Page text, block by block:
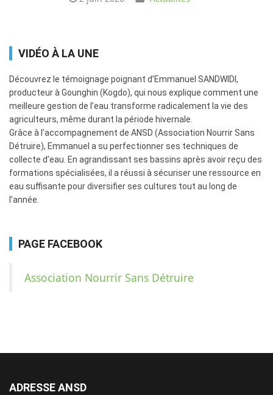
VIDÉO À LA UNE
Découvrez le témoignage poignant d’Emmanuel SANDWIDI,
producteur à Gounghin (Kogdo), qui nous explique comment une
meilleure gestion de l’eau transforme radicalement la vie des
agriculteurs, même durant la période hivernale.
​Grâce à l’accompagnement de ANSD (Association Nourrir Sans
Détruire), Emmanuel a su perfectionner ses techniques de
collecte d’eau. En agrandissant ses bassins après avoir reçu des
formations spécialisées, il a réussi à sécuriser une ressource en
eau suffisante pour diversifier ses cultures tout au long de
l’année.
PAGE FACEBOOK
Association Nourrir Sans Détruire
ADRESSE ANSD